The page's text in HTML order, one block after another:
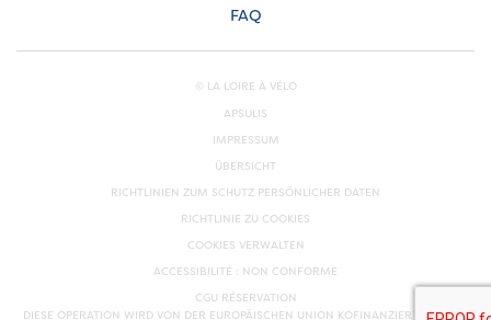
FAQ
© LA LOIRE À VÉLO
APSULIS
IMPRESSUM
ÜBERSICHT
RICHTLINIEN ZUM SCHUTZ PERSÖNLICHER DATEN
RICHTLINIE ZU COOKIES
COOKIES VERWALTEN
ACCESSIBILITÉ : NON CONFORME
CGU RÉSERVATION
DIESE OPERATION WIRD VON DER EUROPÄISCHEN UNION KOFINANZIERT. EUROPA